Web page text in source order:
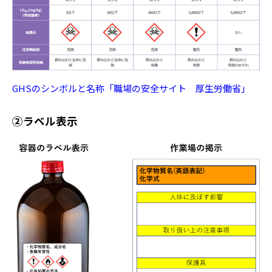
GHSのシンボルと名称「職場の安全サイト 厚生労働省」
②ラベル表示